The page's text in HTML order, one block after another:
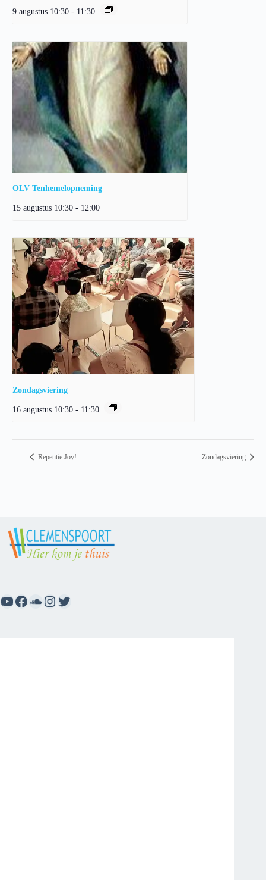
9 augustus 10:30 - 11:30
OLV Tenhemelopneming
15 augustus 10:30 - 12:00
Zondagsviering
16 augustus 10:30 - 11:30
Repetitie Joy! Zondagsviering
YouTube
Facebook
SoundCloud
Instagram
Twitter